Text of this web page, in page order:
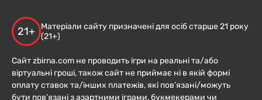
21+
Матеріали сайту призначені для осіб старше 21 року
(21+)
Сайт zbirna.com не проводить ігри на реальні та/або
віртуальні гроші, також сайт не приймає ні в якій формі
оплату ставок та/інших платежів, які пов’язані/можуть
бути пов’язані з азартними іграми, букмекерами чи